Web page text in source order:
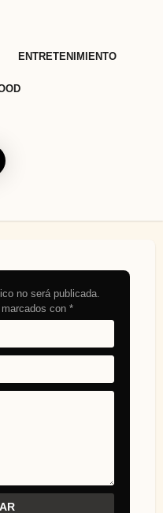
ENTRETENIMIENTO
no será publicada.
con *